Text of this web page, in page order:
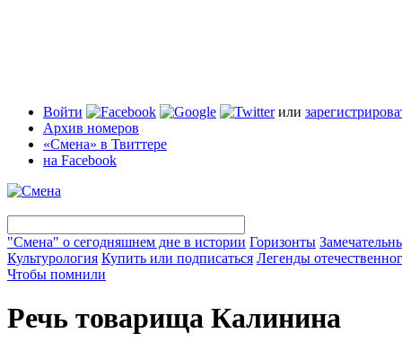
Войти или
Архив номеров
«Смена» в Твиттере
на Facebook
"Смена" о сегодняшнем дне в истории Горизонты
Культурология Купить или подписаться Легенды
Чтобы помнили
Речь товарища Калинина